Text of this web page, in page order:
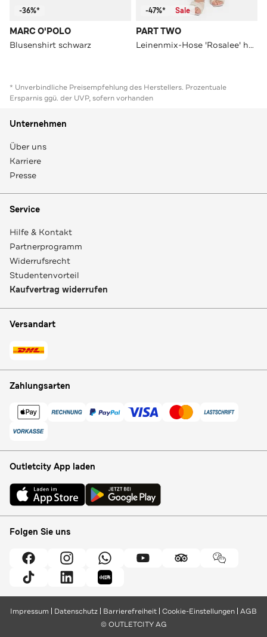
-36%*
MARC O'POLO
Blusenshirt schwarz
-47%* Sale
PART TWO
Leinenmix-Hose 'Rosalee' hellgrün
* Unverbindliche Preisempfehlung des Herstellers. Prozentuale
Ersparnis ggü. der UVP, sofern vorhanden
Unternehmen
Über uns
Karriere
Presse
Service
Hilfe & Kontakt
Partnerprogramm
Widerrufsrecht
Studentenvorteil
Kaufvertrag widerrufen
Versandart
Zahlungsarten
Outletcity App laden
Folgen Sie uns
Impressum Datenschutz Barrierefreiheit Cookie-Einstellungen AGB
© OUTLETCITY AG